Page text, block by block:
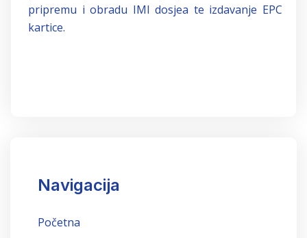
pripremu i obradu IMI dosjea te izdavanje EPC
kartice.
Navigacija
Početna